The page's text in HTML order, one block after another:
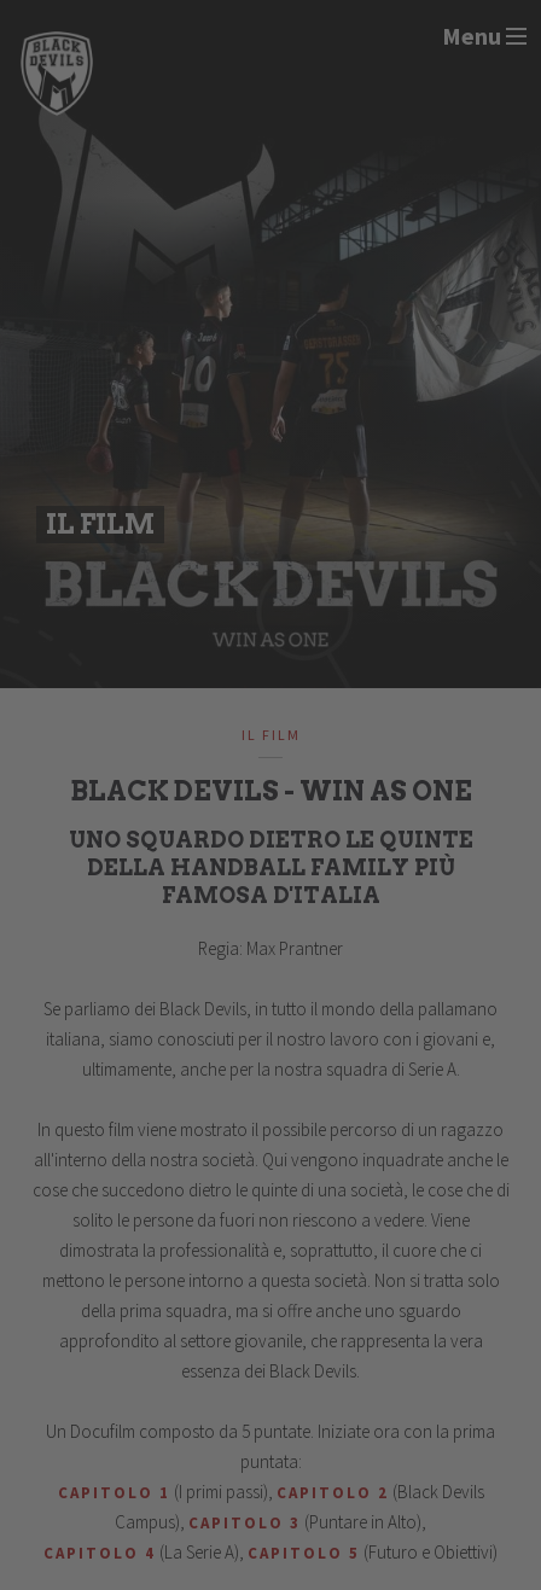
Menu
IL FILM
IL FILM
BLACK DEVILS - WIN AS ONE
UNO SQUARDO DIETRO LE QUINTE
DELLA HANDBALL FAMILY PIÙ
FAMOSA D'ITALIA
Regia: Max Prantner
Se parliamo dei Black Devils, in tutto il mondo della pallamano
italiana, siamo conosciuti per il nostro lavoro con i giovani e,
ultimamente, anche per la nostra squadra di Serie A.
In questo film viene mostrato il possibile percorso di un ragazzo
all'interno della nostra società. Qui vengono inquadrate anche le
cose che succedono dietro le quinte di una società, le cose che di
solito le persone da fuori non riescono a vedere. Viene
dimostrata la professionalità e, soprattutto, il cuore che ci
mettono le persone intorno a questa società. Non si tratta solo
della prima squadra, ma si offre anche uno sguardo
approfondito al settore giovanile, che rappresenta la vera
essenza dei Black Devils.
Un Docufilm composto da 5 puntate. Iniziate ora con la prima
puntata:
CAPITOLO 1 (I primi passi), CAPITOLO 2 (Black Devils
Campus), CAPITOLO 3 (Puntare in Alto),
CAPITOLO 4 (La Serie A), CAPITOLO 5 (Futuro e Obiettivi)